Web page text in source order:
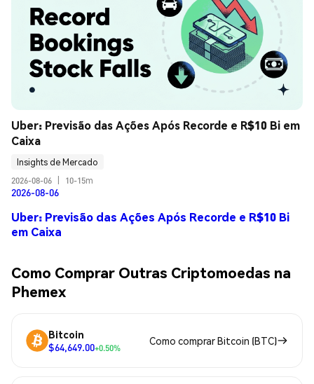
Uber: Previsão das Ações Após Recorde e R$10 Bi em
Caixa
Insights de Mercado
2026-08-06
10-15m
2026-08-06
Uber: Previsão das Ações Após Recorde e R$10 Bi
em Caixa
Como Comprar Outras Criptomoedas na
Phemex
Bitcoin
$64,649.00+0.50%
Como comprar Bitcoin (BTC)